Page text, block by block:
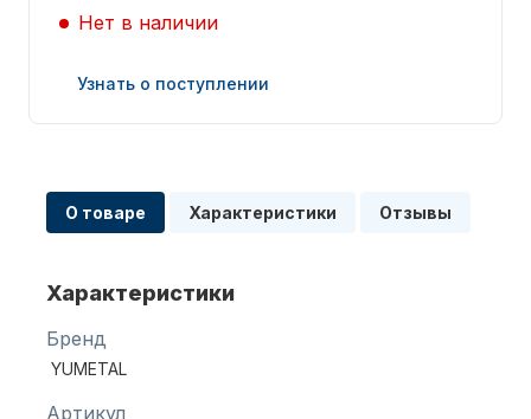
Запчасти для ПЛМ
Нет в наличии
Узнать о поступлении
О товаре Характеристики Отзывы
Характеристики
Бренд
YUMETAL
Артикул